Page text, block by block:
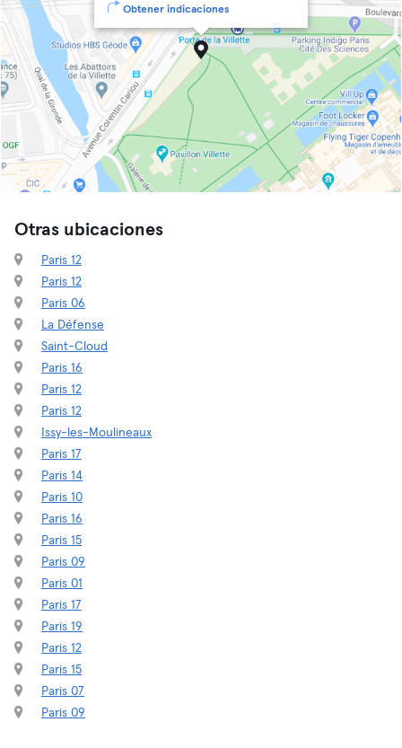
Obtener indicaciones
Otras ubicaciones
Paris 12
Paris 12
Paris 06
La Défense
Saint-Cloud
Paris 16
Paris 12
Paris 12
Issy-les-Moulineaux
Paris 17
Paris 14
Paris 10
Paris 16
Paris 15
Paris 09
Paris 01
Paris 17
Paris 19
Paris 12
Paris 15
Paris 07
Paris 09